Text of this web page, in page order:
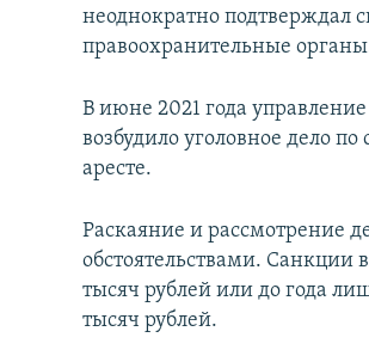
неоднократно подтверждал
правоохранительные
В июне 2021 года
возбудило уголовное дело
аресте.
Раскаяние и рассмотрение
обстоятельствами. Санкции
тысяч рублей или до года
тысяч рублей.